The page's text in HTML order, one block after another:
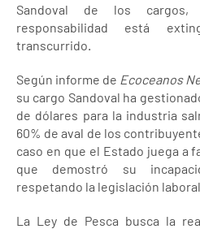
Sandoval de los cargos,
responsabilidad está
transcurrido.
Según informe de Ecoceanos
su cargo Sandoval ha
de dólares para la industria
60% de aval de los
caso en que el Estado juega a
que demostró su
respetando la legislación
La Ley de Pesca busca la